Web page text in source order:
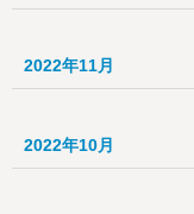
2022年11月
2022年10月